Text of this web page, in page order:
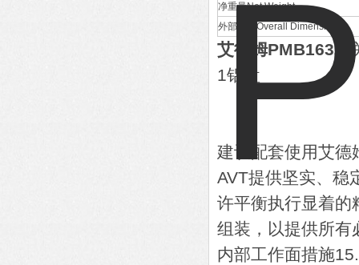
净重量Net Weight
外部尺寸Overall Dimensions
艾德姆PMB163相
1铝盘
建议配套使用艾德
AVT提供坚实、稳
许平衡执行显着的
组装，以提供所有
内部工作面措施